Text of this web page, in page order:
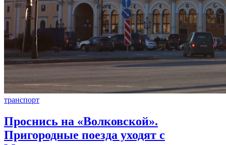
транспорт
Проснись на «Волковской».
Пригородные поезда уходят с